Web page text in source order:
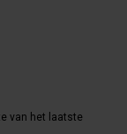
van het laatste